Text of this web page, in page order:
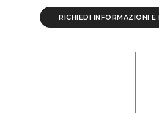
RICHIEDI INFORMAZIONI